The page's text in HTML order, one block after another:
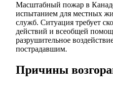
Масштабный пожар в
испытанием для местных
служб. Ситуация требует
действий и всеобщей
разрушительное
пострадавшим.
Причины